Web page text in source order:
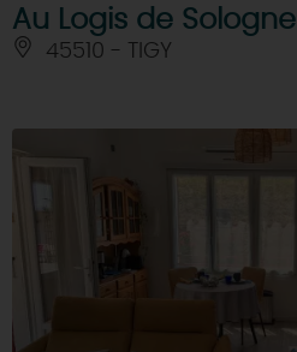
Au Logis de Sologne
45510 - TIGY